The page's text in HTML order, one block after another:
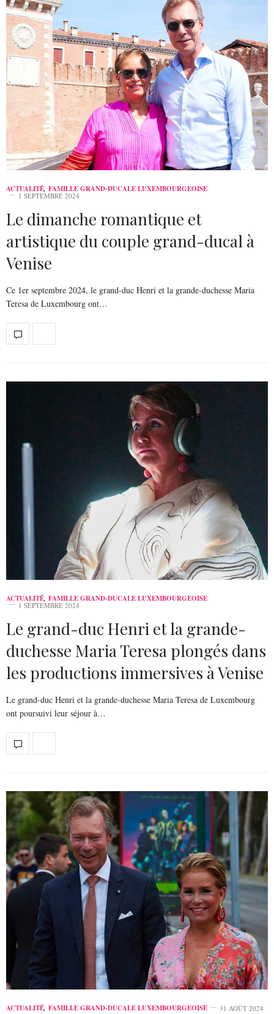
ACTUALITÉ, FAMILLE GRAND-DUCALE LUXEMBOURGEOISE
1 SEPTEMBRE 2024
Le dimanche romantique et
artistique du couple grand-ducal à
Venise
Ce 1er septembre 2024, le grand-duc Henri et la grande-duchesse Maria
Teresa de Luxembourg ont…
ACTUALITÉ, FAMILLE GRAND-DUCALE LUXEMBOURGEOISE
1 SEPTEMBRE 2024
Le grand-duc Henri et la grande-
duchesse Maria Teresa plongés dans
les productions immersives à Venise
Le grand-duc Henri et la grande-duchesse Maria Teresa de Luxembourg
ont poursuivi leur séjour à…
ACTUALITÉ, FAMILLE GRAND-DUCALE LUXEMBOURGEOISE 31 AOÛT 2024